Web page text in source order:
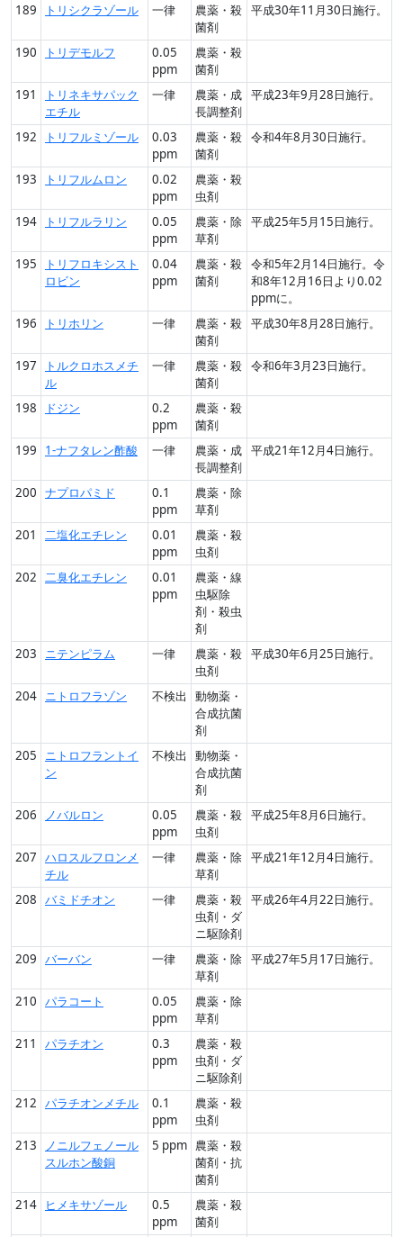
189
トリシクラゾール 一律
農薬・殺
菌剤
平成30年11月30日施行。
190 トリデモルフ
0.05
ppm
農薬・殺
菌剤
191
トリネキサパック
エチル
一律
農薬・成
長調整剤
平成23年9月28日施行。
192 トリフルミゾール
0.03
ppm
農薬・殺
菌剤
令和4年8月30日施行。
193 トリフルムロン
0.02
ppm
農薬・殺
虫剤
194
トリフルラリン
0.05
ppm
農薬・除
草剤
平成25年5月15日施行。
195
トリフロキシスト
ロビン
0.04
ppm
農薬・殺
菌剤
令和5年2月14日施行。令
和8年12月16日より0.02
ppmに。
196
トリホリン 一律
農薬・殺
菌剤
平成30年8月28日施行。
197
トルクロホスメチ
ル
一律
農薬・殺
菌剤
令和6年3月23日施行。
198 ドジン
0.2
ppm
農薬・殺
菌剤
199
1-ナフタレン酢酸 一律
農薬・成
長調整剤
平成21年12月4日施行。
200 ナプロパミド
0.1
ppm
農薬・除
草剤
201
二塩化エチレン
0.01
ppm
農薬・殺
虫剤
202 二臭化エチレン
0.01
ppm
農薬・線
虫駆除
剤・殺虫
剤
203
ニテンピラム 一律
農薬・殺
虫剤
平成30年6月25日施行。
204 ニトロフラゾン 不検出
動物薬・
合成抗菌
剤
205
ニトロフラントイ
ン
不検出
動物薬・
合成抗菌
剤
206
ノバルロン
0.05
ppm
農薬・殺
虫剤
平成25年8月6日施行。
207 ハロスルフロンメ
チル
一律
農薬・除
草剤
平成21年12月4日施行。
208 バミドチオン 一律
農薬・殺
虫剤・ダ
ニ駆除剤
平成26年4月22日施行。
209 バーバン 一律
農薬・除
草剤
平成27年5月17日施行。
210 パラコート
0.05
ppm
農薬・除
草剤
211
パラチオン
0.3
ppm
農薬・殺
虫剤・ダ
ニ駆除剤
212 パラチオンメチル
0.1
ppm
農薬・殺
虫剤
213
ノニルフェノール
スルホン酸銅
5 ppm 農薬・殺
菌剤・抗
菌剤
214
ヒメキサゾール
0.5
ppm
農薬・殺
菌剤